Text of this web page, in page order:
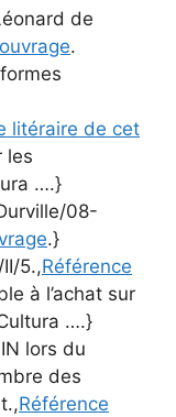
de
.
litéraire de cet
les
….}
08-
.}
5.,Référence
à l’achat sur
….}
lors du
des
Référence